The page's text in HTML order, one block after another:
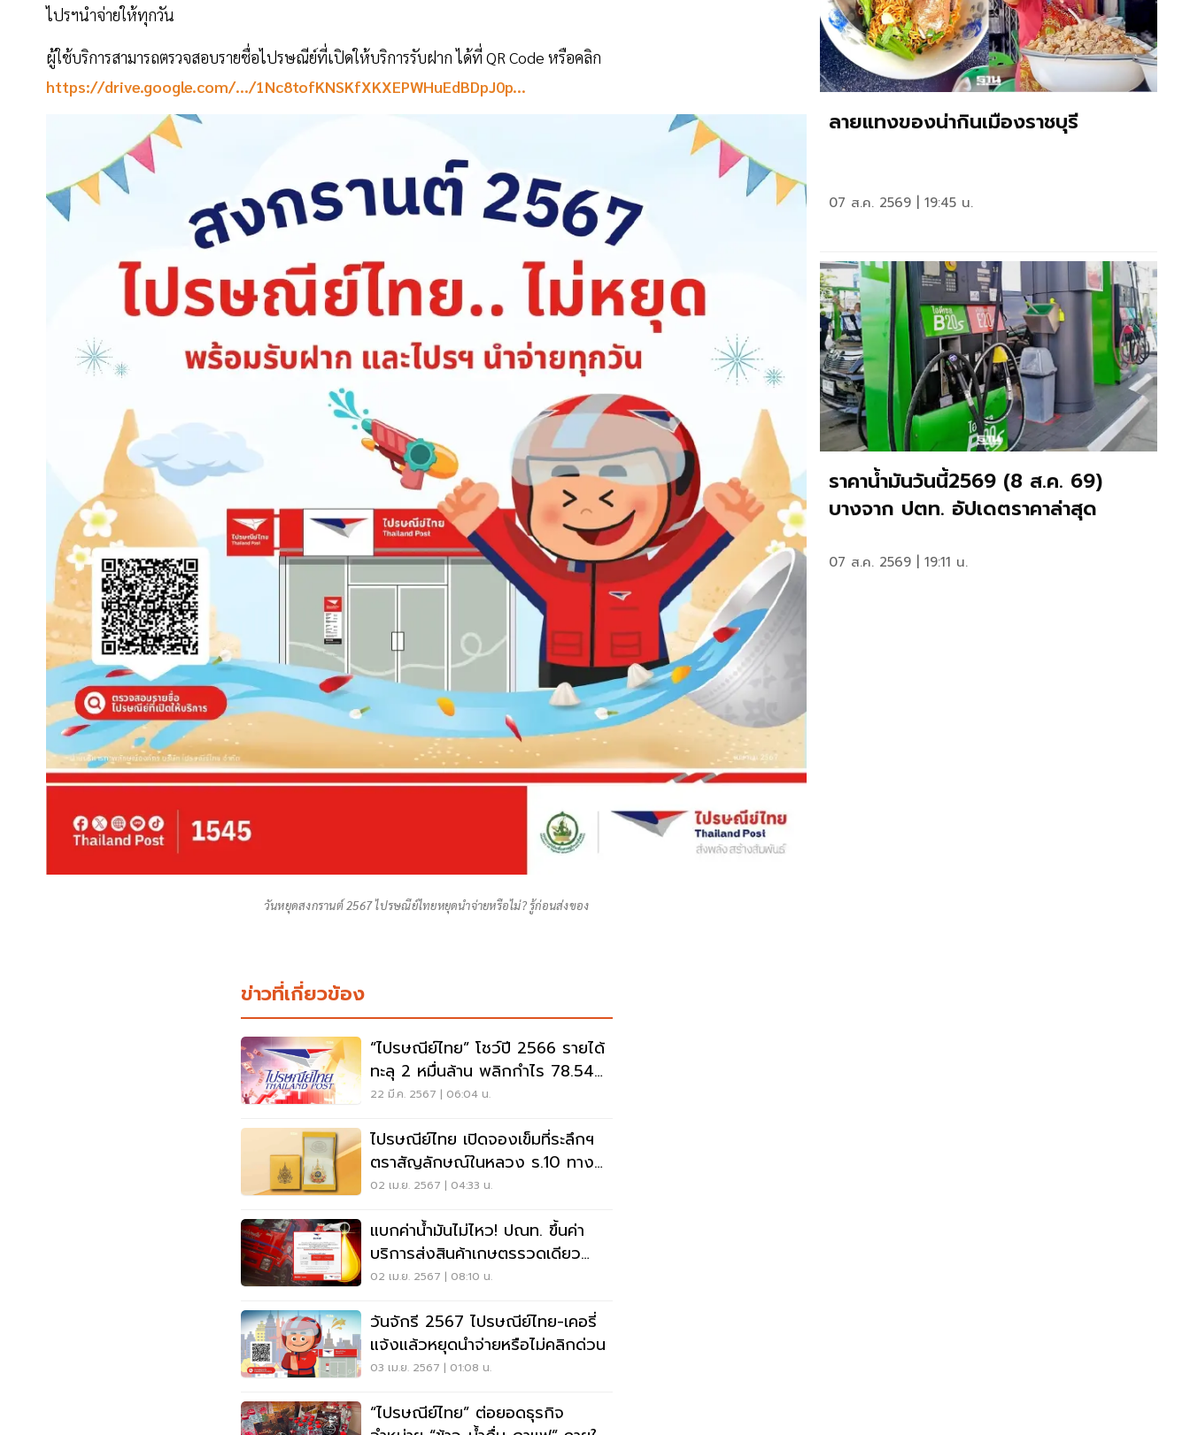
ไปรฯนำจ่ายให้ทุกวัน
ผู้ใช้บริการสามารถตรวจสอบรายชื่อไปรษณีย์ที่เปิดให้บริการรับฝาก ได้ที่ QR Code หรือคลิก
https://drive.google.com/.../1Nc8tofKNSKfXKXEPWHuEdBDpJ0p...
วันหยุดสงกรานต์ 2567 ไปรษณีย์ไทยหยุดนำจ่ายหรือไม่? รู้ก่อนส่งของ
ข่าวที่เกี่ยวข้อง
“ไปรษณีย์ไทย” โชว์ปี 2566 รายได้
ทะลุ 2 หมื่นล้าน พลิกกำไร 78.54
ล้านบาท
22 มี.ค. 2567 | 06:04 น.
ไปรษณีย์ไทย เปิดจองเข็มที่ระลึกฯ
ตราสัญลักษณ์ในหลวง ร.10 ทาง
ออนไลน์และสาขา
02 เม.ย. 2567 | 04:33 น.
แบกค่าน้ำมันไม่ไหว! ปณท. ขึ้นค่า
บริการส่งสินค้าเกษตรรวดเดียว
400 บ./เที่ยว
02 เม.ย. 2567 | 08:10 น.
วันจักรี 2567 ไปรษณีย์ไทย-เคอรี่
แจ้งแล้วหยุดนำจ่ายหรือไม่คลิกด่วน
03 เม.ย. 2567 | 01:08 น.
“ไปรษณีย์ไทย” ต่อยอดธุรกิจ
ลายแทงของน่ากินเมืองราชบุรี
07 ส.ค. 2569 | 19:45 น.
ราคาน้ำมันวันนี้2569 (8 ส.ค. 69)
บางจาก ปตท. อัปเดตราคาล่าสุด
07 ส.ค. 2569 | 19:11 น.